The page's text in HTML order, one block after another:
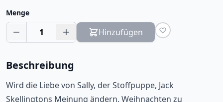
Menge
1 Hinzufügen
Beschreibung
Wird die Liebe von Sally, der Stoffpuppe, Jack
Skellingtons Meinung ändern, Weihnachten zu